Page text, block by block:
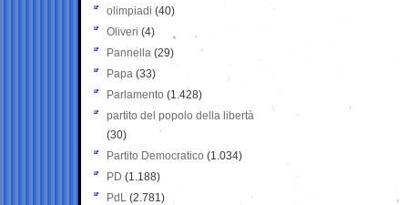
olimpiadi (40)
Oliveri (4)
Pannella (29)
Papa (33)
Parlamento (1.428)
partito del popolo della libertà
(30)
Partito Democratico (1.034)
PD (1.188)
PdL (2.781)